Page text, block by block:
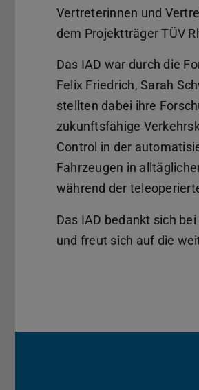
Vertreterinnen und
dem Projektträger TÜV
Das IAD war durch die
Felix Friedrich, Sarah
stellten dabei ihre
zukunftsfähige
Control in der
Fahrzeugen in
während der
Das IAD bedankt sich
und freut sich auf die